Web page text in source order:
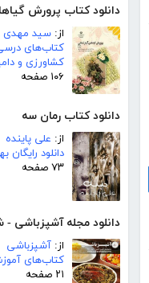
دانلود کتاب پرورش
از: سید مهدی
کتاب‌های
کشاورزی و
۱۰۶ صفحه
دانلود کتاب رمان سه
از: علی پاینده
دانلود رایگان
۷۳ صفحه
دانلود مجله آشپزباشی -
از: آشپزباشی
کتاب‌های
۲۱ صفحه